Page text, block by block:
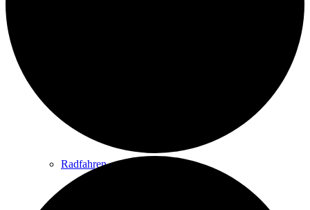
Radfahren